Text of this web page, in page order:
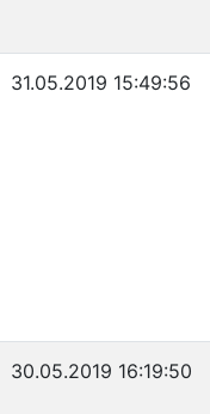
31.05.2019 15:49:56
30.05.2019 16:19:50